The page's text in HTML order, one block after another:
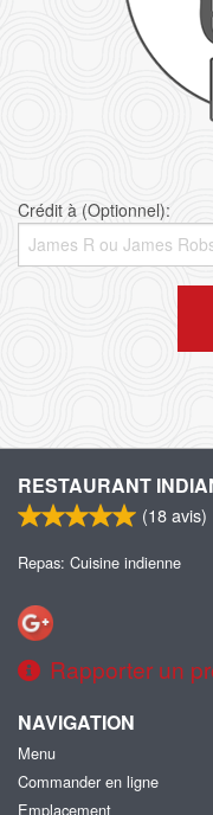
Crédit à (Optionnel):
RESTAURANT
(18avis)
Repas: Cuisine indienne
Rapporter un
NAVIGATION
Menu
Commander en ligne
Emplacement